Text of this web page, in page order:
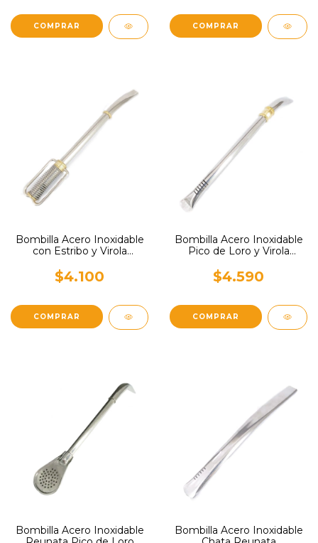
Bombilla Acero Inoxidable
con Estribo y Virola
$4.100
Bombilla Acero Inoxidable
Pico de Loro y Virola
$4.590
Bombilla Acero Inoxidable
Bombilla Acero Inoxidable